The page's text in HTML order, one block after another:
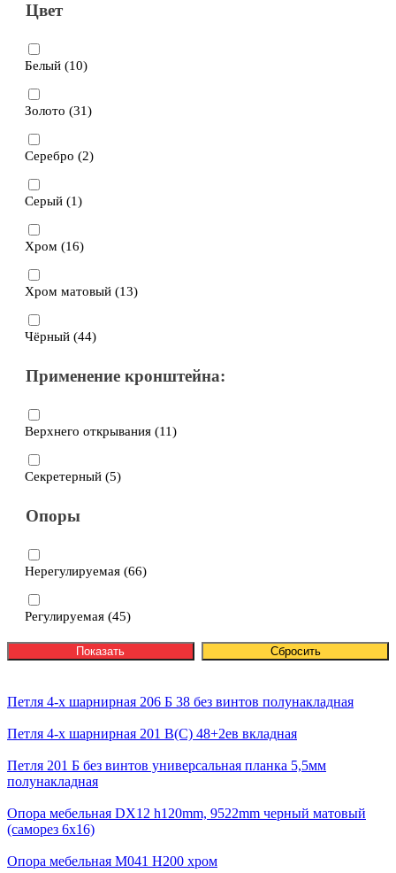
Цвет
Белый (10)
Золото (31)
Серебро (2)
Серый (1)
Хром (16)
Хром матовый (13)
Чёрный (44)
Применение кронштейна:
Верхнего открывания (11)
Секретерный (5)
Опоры
Нерегулируемая (66)
Регулируемая (45)
Петля 4-х шарнирная 206 Б 38 без винтов полунакладная
Петля 4-х шарнирная 201 В(С) 48+2ев вкладная
Петля 201 Б без винтов универсальная планка 5,5мм
полунакладная
Опора мебельная DX12 h120mm, 9522mm черный матовый
(саморез 6х16)
Опора мебельная М041 H200 хром